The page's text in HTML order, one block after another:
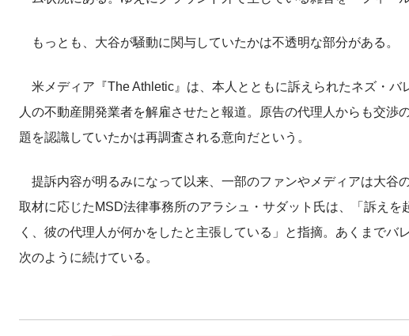
もっとも、大谷が騒動に関与していたかは不透明な部分がある。
米メディア『The Athletic』は、本人とともに訴えられたネズ・
人の不動産開発業者を解雇させたと報道。原告の代理人からも交
題を認識していたかは再調査される意向だという。
提訴内容が明るみになって以来、一部のファンやメディアは大谷
取材に応じたMSD法律事務所のアラシュ・サダット氏は、「訴え
く、彼の代理人が何かをしたと主張している」と指摘。あくまでバ
次のように続けている。